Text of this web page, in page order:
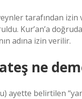
tarafından izin
Kur’an’a
adına izin verilir.
ne
ayette belirtilen